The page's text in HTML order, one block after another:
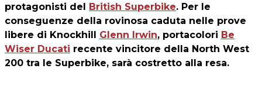
protagonisti del British Superbike. Per le
conseguenze della rovinosa caduta nelle prove
libere di Knockhill Glenn Irwin, portacolori Be
Wiser Ducati recente vincitore della North West
200 tra le Superbike, sarà costretto alla resa.